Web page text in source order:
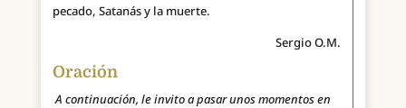
pecado, Satanás y la muerte.
Sergio O.M.
Oración
A continuación, le invito a pasar unos momentos en